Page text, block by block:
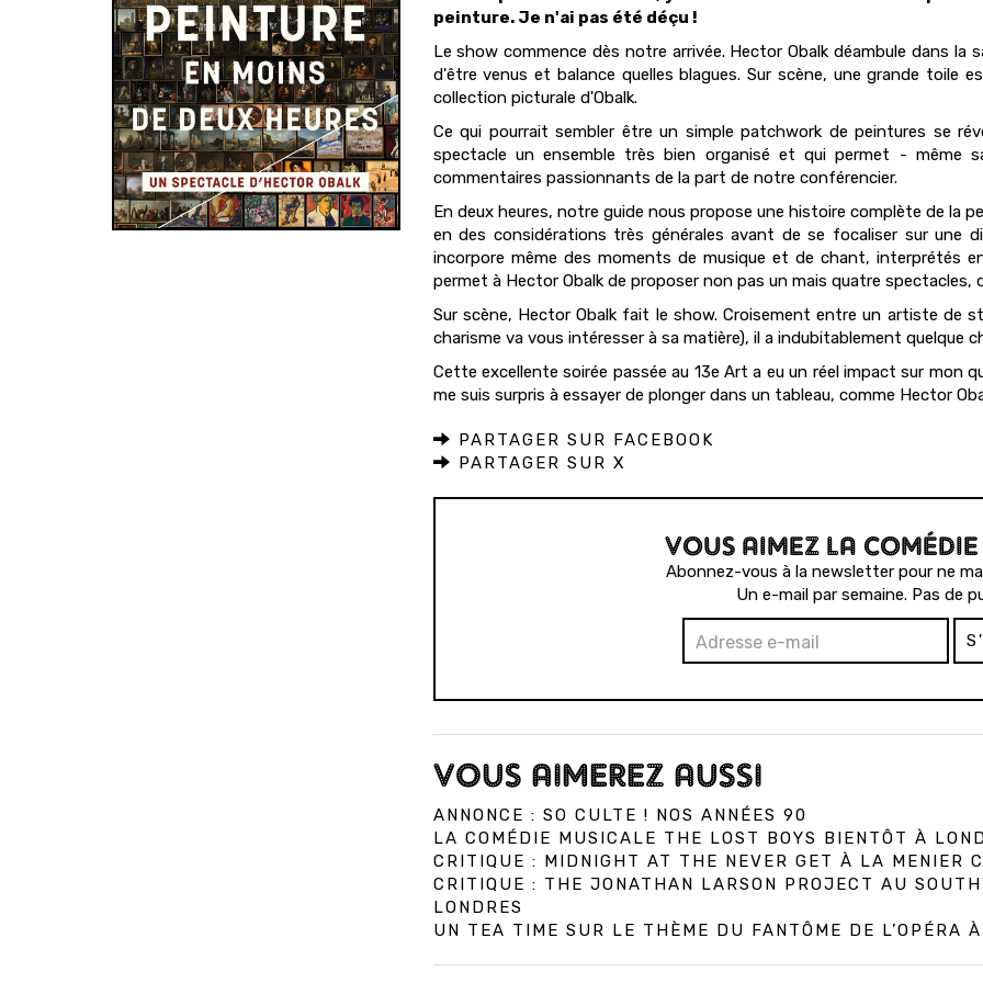
peinture. Je n'ai pas été déçu !
Le show commence dès notre arrivée. Hector Obalk déambule dans la
d'être venus et balance quelles blagues. Sur scène, une grande toile
collection picturale d'Obalk.
Ce qui pourrait sembler être un simple patchwork de peintures se
spectacle un ensemble très bien organisé et qui permet - même
commentaires passionnants de la part de notre conférencier.
En deux heures, notre guide nous propose une histoire complète de la
en des considérations très générales avant de se focaliser sur une
incorpore même des moments de musique et de chant, interprétés
permet à Hector Obalk de proposer non pas un mais quatre
Sur scène, Hector Obalk fait le show. Croisement entre un artiste de
charisme va vous intéresser à sa matière), il a indubitablement quelque
Cette excellente soirée passée au 13e Art a eu un réel impact sur mon
me suis surpris à essayer de plonger dans un tableau, comme Hector
PARTAGER SUR FACEBOOK
PARTAGER SUR X
VOUS AIMEZ LA
Abonnez-vous à la newsletter pour ne
Un e-mail par semaine. Pas de
VOUS AIMEREZ AUSSI
ANNONCE : SO CULTE ! NOS ANNÉES 90
LA COMÉDIE MUSICALE THE LOST BOYS BIENTÔT À
CRITIQUE : MIDNIGHT AT THE NEVER GET À LA MENIER
CRITIQUE : THE JONATHAN LARSON PROJECT AU
LONDRES
UN TEA TIME SUR LE THÈME DU FANTÔME DE L’OPÉRA